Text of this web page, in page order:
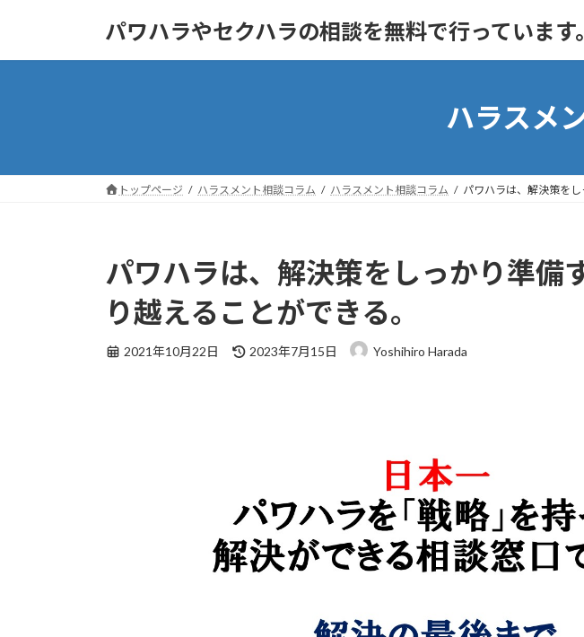
パワハラやセクハラの相談を無料で行っています。
ハラスメ
トップページ ハラスメント相談コラム ハラスメント相談コラム パワハラは、解決策を
パワハラは、解決策をしっかり準備
り越えることができる。
2021年10月22日
最
2023年7月15日 Yoshihiro Harada